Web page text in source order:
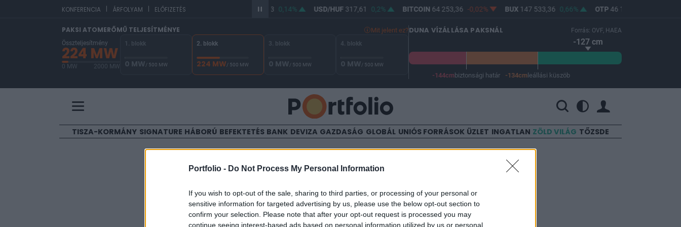
Portfolio - Do Not Process My Personal Information
If you wish to opt-out of the sale, sharing to third parties, or processing of your personal or
sensitive information for targeted advertising by us, please use the below opt-out section to
confirm your selection. Please note that after your opt-out request is processed you may
continue seeing interest-based ads based on personal information utilized by us or personal
KONFERENCIA | ÁRFOLYAM | ELŐFIZETÉS 365,93 0,14% USD/HUF 317,61 0,2% BITCOIN64 253,36 -0,02% BUX147 533,36 0,66% OTP46 140
PAKSI ATOMERŐMŰ TELJESÍTMÉNYE Mit jelent ez?
Összteljesítmény
224 MW
0 MW 2000 MW
1. blokk
0 MW/ 500 MW
2. blokk
224 MW/ 500 MW
3. blokk
0 MW/ 500 MW
4. blokk
0 MW/ 500 MW
DUNA VÍZÁLLÁSA PAKSNÁL Forrás: OVF, HAEA
-127 cm
-144cm biztonsági határ -134cm leállási küszöb
TISZA-KORMÁNY SIGNATURE HÁBORÚ BEFEKTETÉS BANK DEVIZA GAZDASÁG GLOBÁL UNIÓS FORRÁSOK ÜZLET INGATLAN ZÖLD VILÁG TŐZSDE
2019. február 08. 22:10